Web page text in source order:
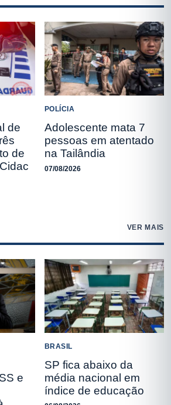
de
de
POLÍCIA
Adolescente mata 7
pessoas em atentado
na Tailândia
07/08/2026
VER MAIS
e
BRASIL
SP fica abaixo da
média nacional em
índice de educação